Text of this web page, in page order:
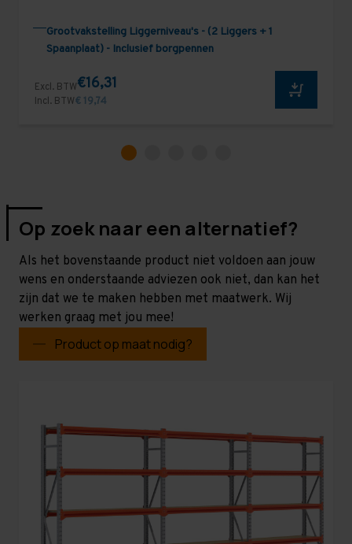
Grootvakstelling Liggerniveau's - (2 Liggers + 1
Spaanplaat) - Inclusief borgpennen
Excl. BTW€16,31
Incl. BTW€ 19,74
Op zoek naar een alternatief?
Als het bovenstaande product niet voldoen aan jouw
wens en onderstaande adviezen ook niet, dan kan het
zijn dat we te maken hebben met maatwerk. Wij
werken graag met jou mee!
Product op maat nodig?